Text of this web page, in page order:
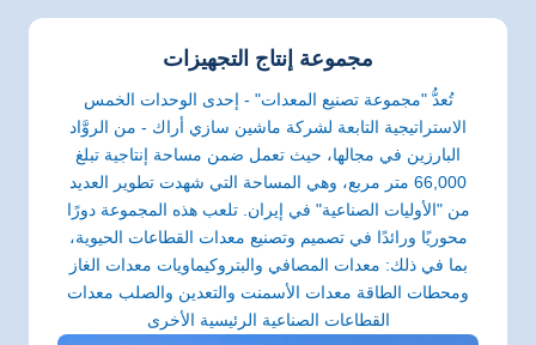
مجموعة إنتاج التجهيزات
تُعدُّ "مجموعة تصنيع المعدات" - إحدى الوحدات الخمس
الاستراتيجية التابعة لشركة ماشين سازي أراك - من الروَّاد
البارزين في مجالها، حيث تعمل ضمن مساحة إنتاجية تبلغ
66,000 متر مربع، وهي المساحة التي شهدت تطوير العديد
من "الأوليات الصناعية" في إيران. تلعب هذه المجموعة دورًا
محوريًا ورائدًا في تصميم وتصنيع معدات القطاعات الحيوية،
بما في ذلك: معدات المصافي والبتروكيماويات معدات الغاز
ومحطات الطاقة معدات الأسمنت والتعدين والصلب معدات
القطاعات الصناعية الرئيسية الأخرى